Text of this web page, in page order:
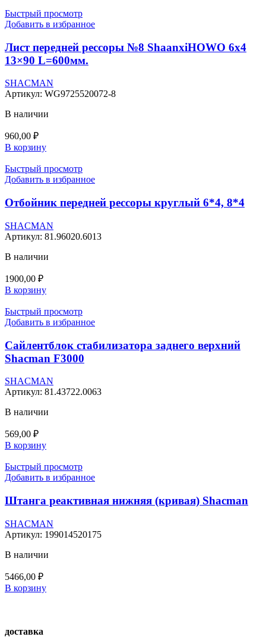
Быстрый просмотр
Добавить в избранное
Лист передней рессоры №8 ShaanxiHOWO 6х4
13×90 L=600мм.
SHACMAN
Артикул: WG9725520072-8
В наличии
960,00 ₽
В корзину
Быстрый просмотр
Добавить в избранное
Отбойник передней рессоры круглый 6*4, 8*4
SHACMAN
Артикул: 81.96020.6013
В наличии
1900,00 ₽
В корзину
Быстрый просмотр
Добавить в избранное
Сайлентблок стабилизатора заднего верхний
Shacman F3000
SHACMAN
Артикул: 81.43722.0063
В наличии
569,00 ₽
В корзину
Быстрый просмотр
Добавить в избранное
Штанга реактивная нижняя (кривая) Shacman
SHACMAN
Артикул: 199014520175
В наличии
5466,00 ₽
В корзину
доставка